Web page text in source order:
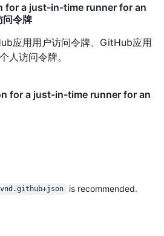
for a just-in-time runner for an
问令牌
应用用户访问令牌、GitHub应用
人访问令牌。
for a just-in-time runner for an
is recommended.